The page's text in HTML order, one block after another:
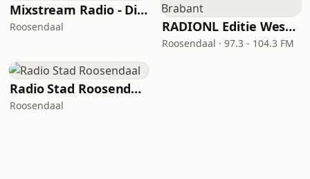
Mixstream Radio - Disco
Roosendaal RADIONL Editie West-Brabant
Roosendaal · 97.3 - 104.3 FM
Radio Stad Roosendaal
Roosendaal